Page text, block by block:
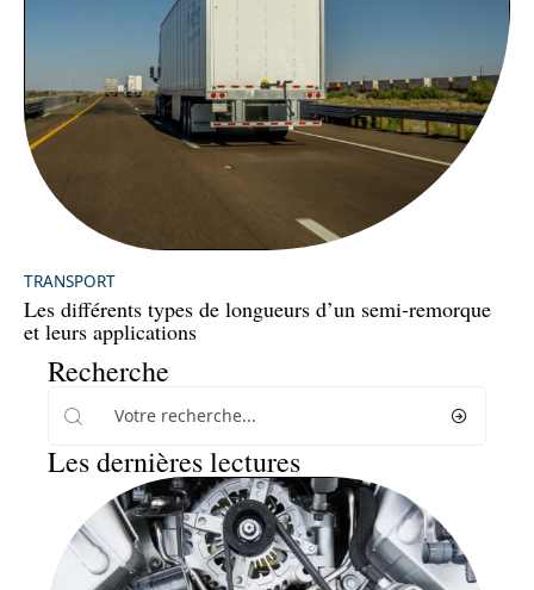
TRANSPORT
Les différents types de longueurs d’un semi-remorque
et leurs applications
Recherche
Les dernières lectures